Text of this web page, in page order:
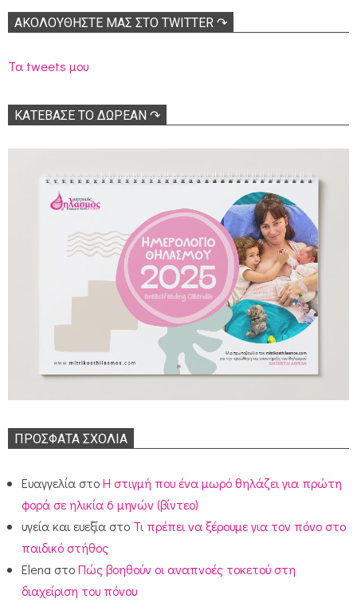
ΑΚΟΛΟΥΘΉΣΤΕ ΜΑΣ ΣΤΟ TWITTER ↷
Τα tweets μου
ΚΑΤΕΒΑΣΕ ΤΟ ΔΩΡΕΑΝ ↷
ΠΡΌΣΦΑΤΑ ΣΧΌΛΙΑ
Ευαγγελία στοΗ στιγμή που ένα μωρό θηλάζει για πρώτη
φορά σε ηλικία 6 μηνών (βίντεο)
υγεία και ευεξία στο Τι πρέπει να ξέρουμε για τον πόνο στο
παιδικό στήθος
Elena στοΠώς βοηθούν οι αναπνοές τοκετού στη
διαχείριση του πόνου